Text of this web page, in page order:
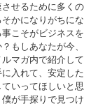
せるために多くの
かになりがちにな
こそがビジネスを
もしあなたが今、
マガ内で紹介して
入れて、安定した
いってほしいと思
が手探りで見つけ